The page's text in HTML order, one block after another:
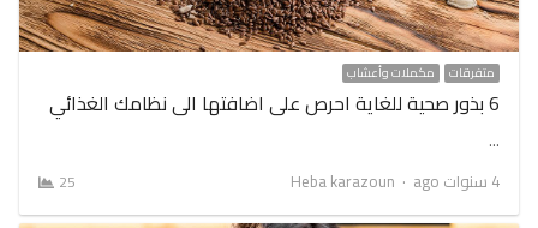
متفرقات مكملات وأعشاب
6 بذور صحية للغاية احرص على اضافتها الى نظامك الغذائي
…
4 سنوات ago
Author
Heba karazoun
25